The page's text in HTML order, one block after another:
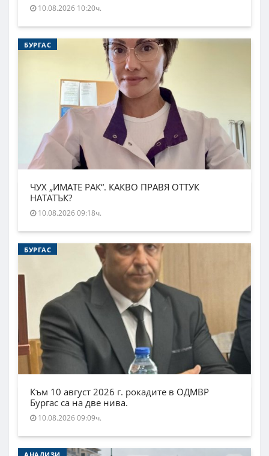
10.08.2026 10:20ч.
БУРГАС
ЧУХ „ИМАТЕ РАК“. КАКВО ПРАВЯ ОТТУК
НАТАТЪК?
10.08.2026 09:18ч.
БУРГАС
Към 10 август 2026 г. рокадите в ОДМВР
Бургас са на две нива.
10.08.2026 09:09ч.